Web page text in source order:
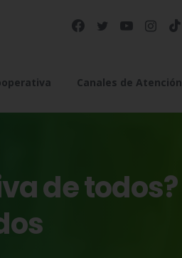
Canales de Atención
detodos?